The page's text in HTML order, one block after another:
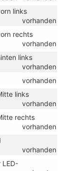
links
vorhanden
rechts
vorhanden
links
vorhanden
vorhanden
links
vorhanden
rechts
vorhanden
vorhanden
LED-